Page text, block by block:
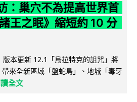
：巢穴不為提高世界首
王之眠》縮短約 10 分
版本更新 12.1「烏拉特克的詛咒」將
來全新區域「盤蛇島」、地城「毒牙
全文